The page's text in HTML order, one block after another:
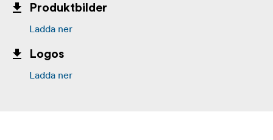
Produktbilder
Ladda ner
Logos
Ladda ner